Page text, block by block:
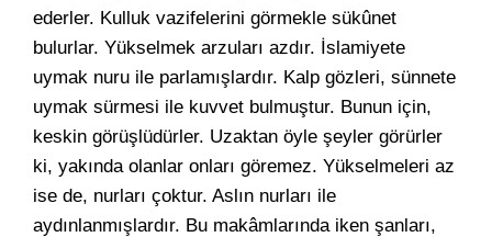
ederler. Kulluk vazifelerini görmekle sükûnet
bulurlar. Yükselmek arzuları azdır. İslamiyete
uymak nuru ile parlamışlardır. Kalp gözleri, sünnete
uymak sürmesi ile kuvvet bulmuştur. Bunun için,
keskin görüşlüdürler. Uzaktan öyle şeyler görürler
ki, yakında olanlar onları göremez. Yükselmeleri az
ise de, nurları çoktur. Aslın nurları ile
aydınlanmışlardır. Bu makâmlarında iken şanları,